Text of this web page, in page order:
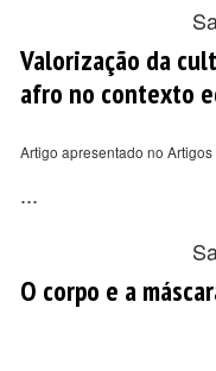
Valorização da
afro no contexto
Artigo apresentado no
...
O corpo e a